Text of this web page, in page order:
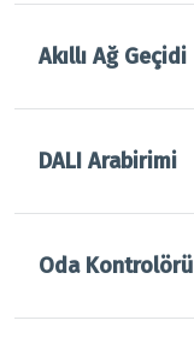
Akıllı Ağ Geçidi
DALI Arabirimi
Oda Kontrolörü